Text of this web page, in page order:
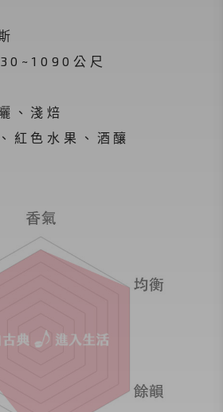
公尺
、淺焙
紅色水果、酒釀